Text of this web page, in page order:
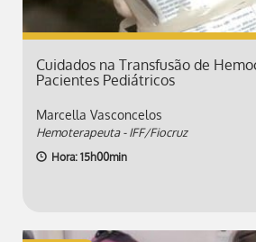
Cuidados na Transfusão de
Pacientes Pediátricos
Marcella Vasconcelos
Hemoterapeuta - IFF/Fiocruz
Hora: 15h00min